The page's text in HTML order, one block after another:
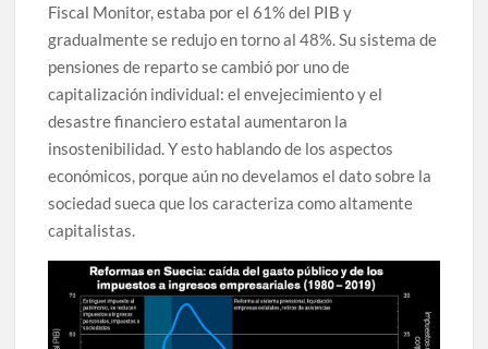
Fiscal Monitor, estaba por el 61% del PIB y
gradualmente se redujo en torno al 48%. Su sistema de
pensiones de reparto se cambió por uno de
capitalización individual: el envejecimiento y el
desastre financiero estatal aumentaron la
insostenibilidad. Y esto hablando de los aspectos
económicos, porque aún no develamos el dato sobre la
sociedad sueca que los caracteriza como altamente
capitalistas.